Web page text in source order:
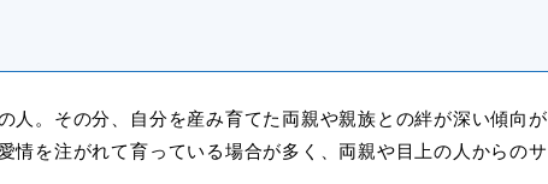
人。その分、自分を産み育てた両親や親族との絆が深い傾向が
情を注がれて育っている場合が多く、両親や目上の人からのサ